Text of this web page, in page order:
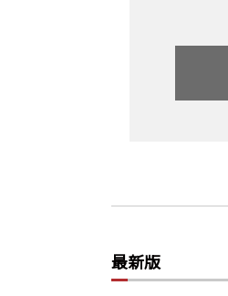
最新版